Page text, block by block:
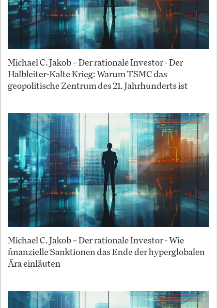
Michael C. Jakob – Der rationale Investor - Der
Halbleiter-Kalte Krieg: Warum TSMC das
geopolitische Zentrum des 21. Jahrhunderts ist
Michael C. Jakob – Der rationale Investor - Wie
finanzielle Sanktionen das Ende der hyperglobalen
Ära einläuten